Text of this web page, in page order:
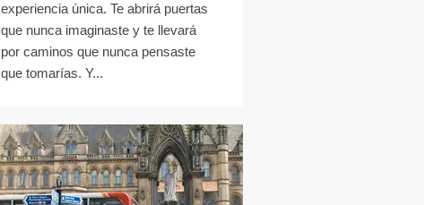
experiencia única. Te abrirá puertas
que nunca imaginaste y te llevará
por caminos que nunca pensaste
que tomarías. Y...